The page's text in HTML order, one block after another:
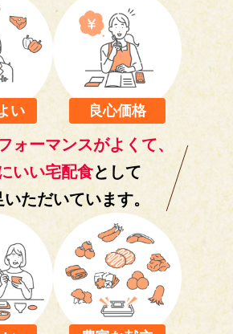
い 良心価格
ォーマンスがよくて、
いい宅配食として
ただいています。